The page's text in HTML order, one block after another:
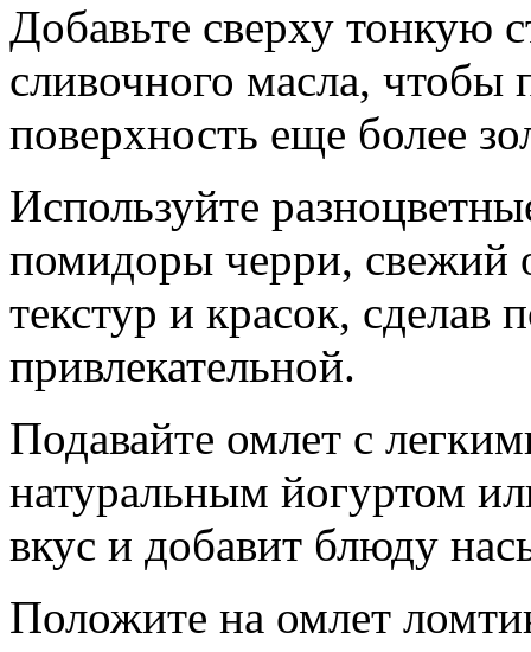
Добавьте сверху тонкую
сливочного масла, чтобы
поверхность еще более
Используйте
помидоры черри, свежий
текстур и красок, сделав
привлекательной.
Подавайте омлет с
натуральным йогуртом
вкус и добавит блюду
Положите на омлет